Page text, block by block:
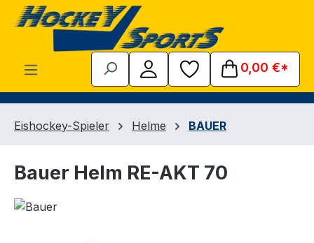
Zum Hauptinhalt springen
0,00 €*
Eishockey-Spieler Helme BAUER
Bauer Helm RE-AKT 70